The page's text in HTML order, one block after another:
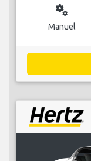
miscellaneous_services
Manuel